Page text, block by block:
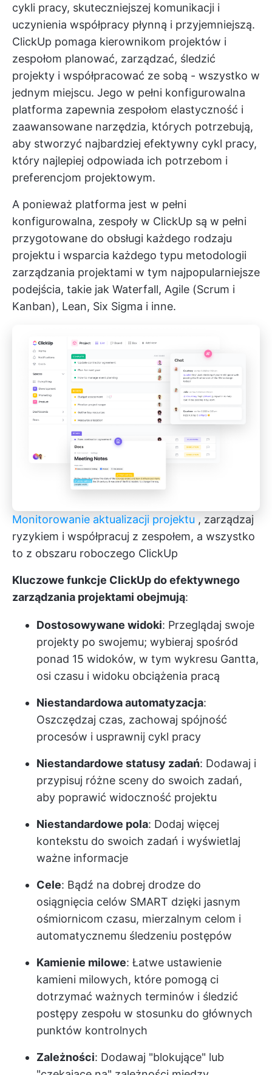
cykli pracy, skuteczniejszej komunikacji i
uczynienia współpracy płynną i przyjemniejszą.
ClickUp pomaga kierownikom projektów i
zespołom planować, zarządzać, śledzić
projekty i współpracować ze sobą - wszystko w
jednym miejscu. Jego w pełni konfigurowalna
platforma zapewnia zespołom elastyczność i
zaawansowane narzędzia, których potrzebują,
aby stworzyć najbardziej efektywny cykl pracy,
który najlepiej odpowiada ich potrzebom i
preferencjom projektowym.
A ponieważ platforma jest w pełni
konfigurowalna, zespoły w ClickUp są w pełni
przygotowane do obsługi każdego rodzaju
projektu i wsparcia każdego typu metodologii
zarządzania projektami w tym najpopularniejsze
podejścia, takie jak Waterfall, Agile (Scrum i
Kanban), Lean, Six Sigma i inne.
Monitorowanie aktualizacji projektu , zarządzaj
ryzykiem i współpracuj z zespołem, a wszystko
to z obszaru roboczego ClickUp
Kluczowe funkcje ClickUp do efektywnego
zarządzania projektami obejmują:
Dostosowywane widoki: Przeglądaj swoje
projekty po swojemu; wybieraj spośród
ponad 15 widoków, w tym wykresu Gantta,
osi czasu i widoku obciążenia pracą
Niestandardowa automatyzacja:
Oszczędzaj czas, zachowaj spójność
procesów i usprawnij cykl pracy
Niestandardowe statusy zadań: Dodawaj i
przypisuj różne sceny do swoich zadań,
aby poprawić widoczność projektu
Niestandardowe pola: Dodaj więcej
kontekstu do swoich zadań i wyświetlaj
ważne informacje
Cele: Bądź na dobrej drodze do
osiągnięcia celów SMART dzięki jasnym
ośmiornicom czasu, mierzalnym celom i
automatycznemu śledzeniu postępów
Kamienie milowe: Łatwe ustawienie
kamieni milowych, które pomogą ci
dotrzymać ważnych terminów i śledzić
postępy zespołu w stosunku do głównych
punktów kontrolnych
Zależności: Dodawaj "blokujące" lub